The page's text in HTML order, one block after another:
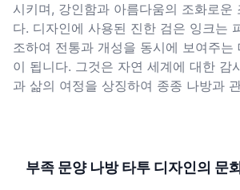
시키며, 강인함과 아름다움의 조화로운
다. 디자인에 사용된 진한 검은 잉크는
조하여 전통과 개성을 동시에 보여주는
이 됩니다. 그것은 자연 세계에 대한 감
과 삶의 여정을 상징하여 종종 나방과
부족 문양 나방 타투 디자인의 문